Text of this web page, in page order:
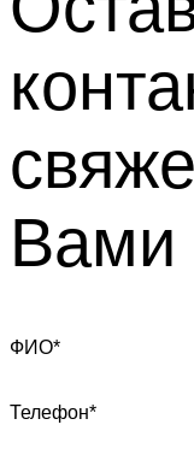
Вами
ФИО*
Телефон*